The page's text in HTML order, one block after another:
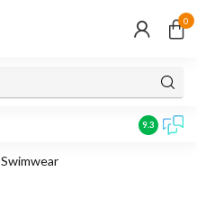
0
9.3
Swimwear